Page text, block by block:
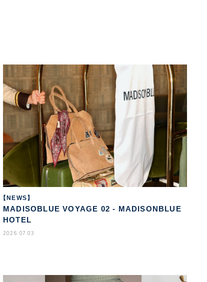
【NEWS】
MADISOBLUE VOYAGE 02 - MADISONBLUE
HOTEL
2026.07.03